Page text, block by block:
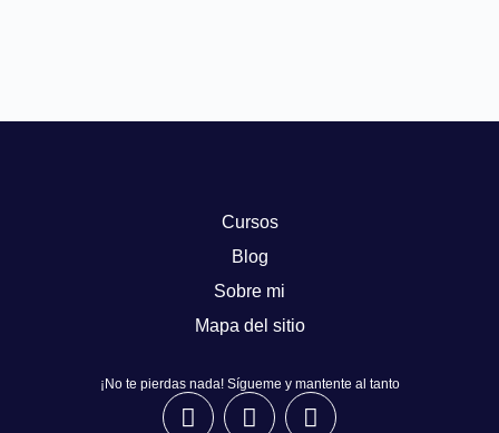
Cursos
Blog
Sobre mi
Mapa del sitio
¡No te pierdas nada! Sígueme y mantente al tanto